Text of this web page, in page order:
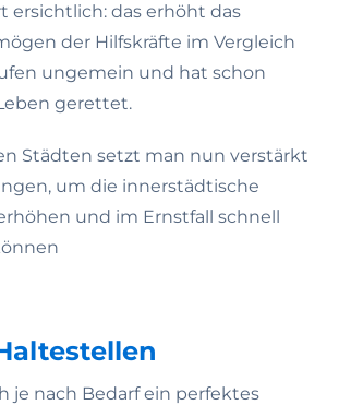
ersichtlich: das erhöht das
der Hilfskräfte im Vergleich
ungemein und hat schon
gerettet.
Städten setzt man nun verstärkt
um die innerstädtische
und im Ernstfall schnell
je nach Bedarf ein perfektes